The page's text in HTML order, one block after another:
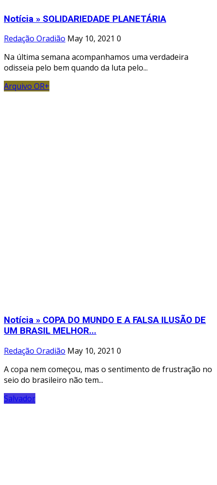
Notícia » SOLIDARIEDADE PLANETÁRIA
Redação Oradião May 10, 2021 0
Na última semana acompanhamos uma verdadeira
odisseia pelo bem quando da luta pelo...
Arquivo OR+
Notícia » COPA DO MUNDO E A FALSA ILUSÃO DE
UM BRASIL MELHOR...
Redação Oradião May 10, 2021 0
A copa nem começou, mas o sentimento de frustração no
seio do brasileiro não tem...
Salvador